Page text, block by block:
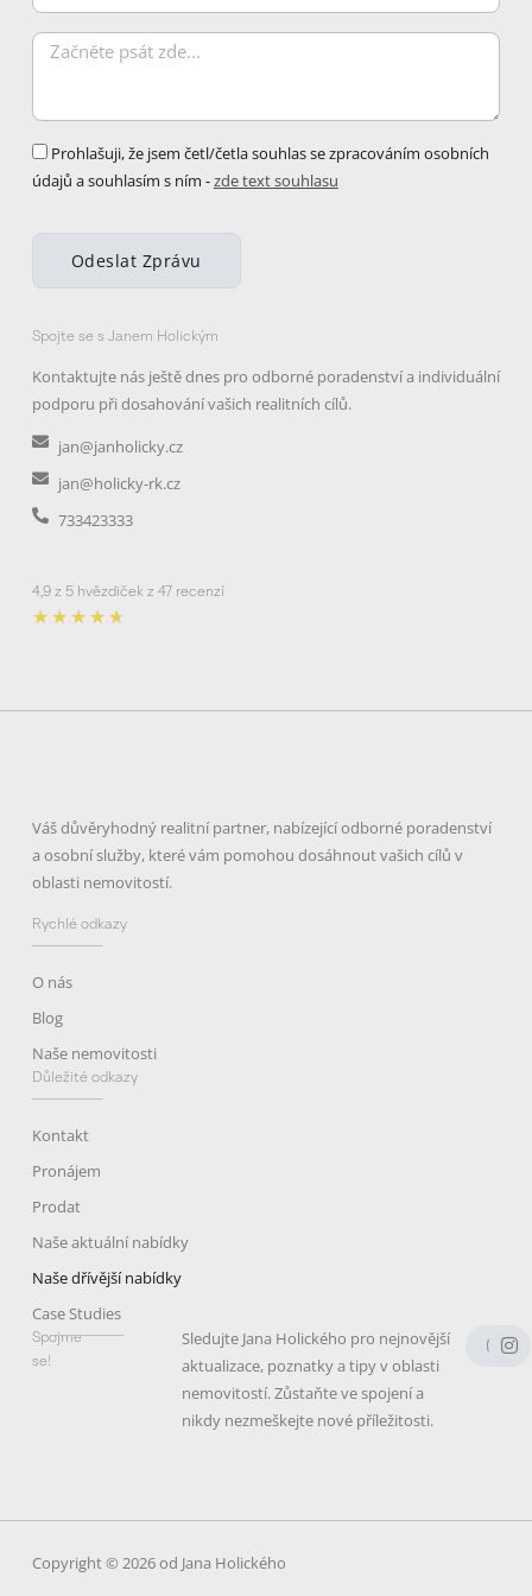
byste
chtěli
udělat?
Zpráva
Zpráva
Prohlašuji, že jsem četl/četla souhlas se zpracováním osobních
údajů a souhlasím s ním -zde text souhlasu
Odeslat Zprávu
Spojte se s Janem Holickým
Kontaktujte nás ještě dnes pro odborné poradenství a individuální
podporu při dosahování vašich realitních cílů.
jan@janholicky.cz
jan@holicky-rk.cz
733423333
4,9 z 5 hvězdiček z 47 recenzí
★ ★ ★ ★ ★
Váš důvěryhodný realitní partner, nabízející odborné poradenství
a osobní služby, které vám pomohou dosáhnout vašich cílů v
oblasti nemovitostí.
Rychlé odkazy
O nás
Blog
Naše nemovitosti
Důležité odkazy
Kontakt
Pronájem
Prodat
Naše aktuální nabídky
Naše dřívější nabídky
Case Studies
Spojme
se!
Sledujte Jana Holického pro nejnovější
aktualizace, poznatky a tipy v oblasti
nemovitostí. Zůstaňte ve spojení a
nikdy nezmeškejte nové příležitosti.
F
a
Y
o
I
n
Copyright © 2026 od Jana Holického